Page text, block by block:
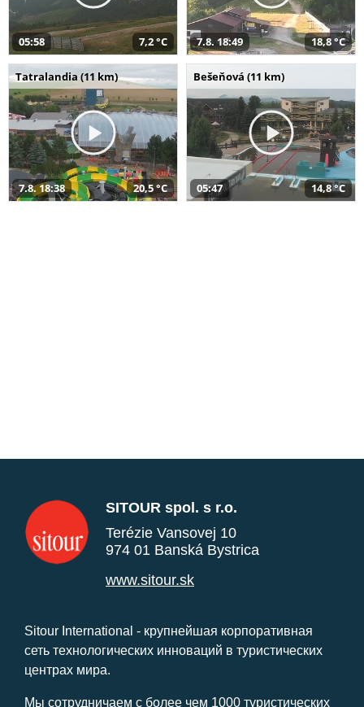
05:58 7,2 °C 7.8. 18:49 18,8 °C
Tatralandia (11 km)
7.8. 18:38 20,5 °C
Bešeňová (11 km)
05:47 14,8 °C
SITOUR spol. s r.o.
Terézie Vansovej 10
974 01 Banská Bystrica
www.sitour.sk
Sitour International - крупнейшая корпоративная
сеть технологических инноваций в туристических
центрах мира.
Мы сотрудничаем с более чем 1000 туристических